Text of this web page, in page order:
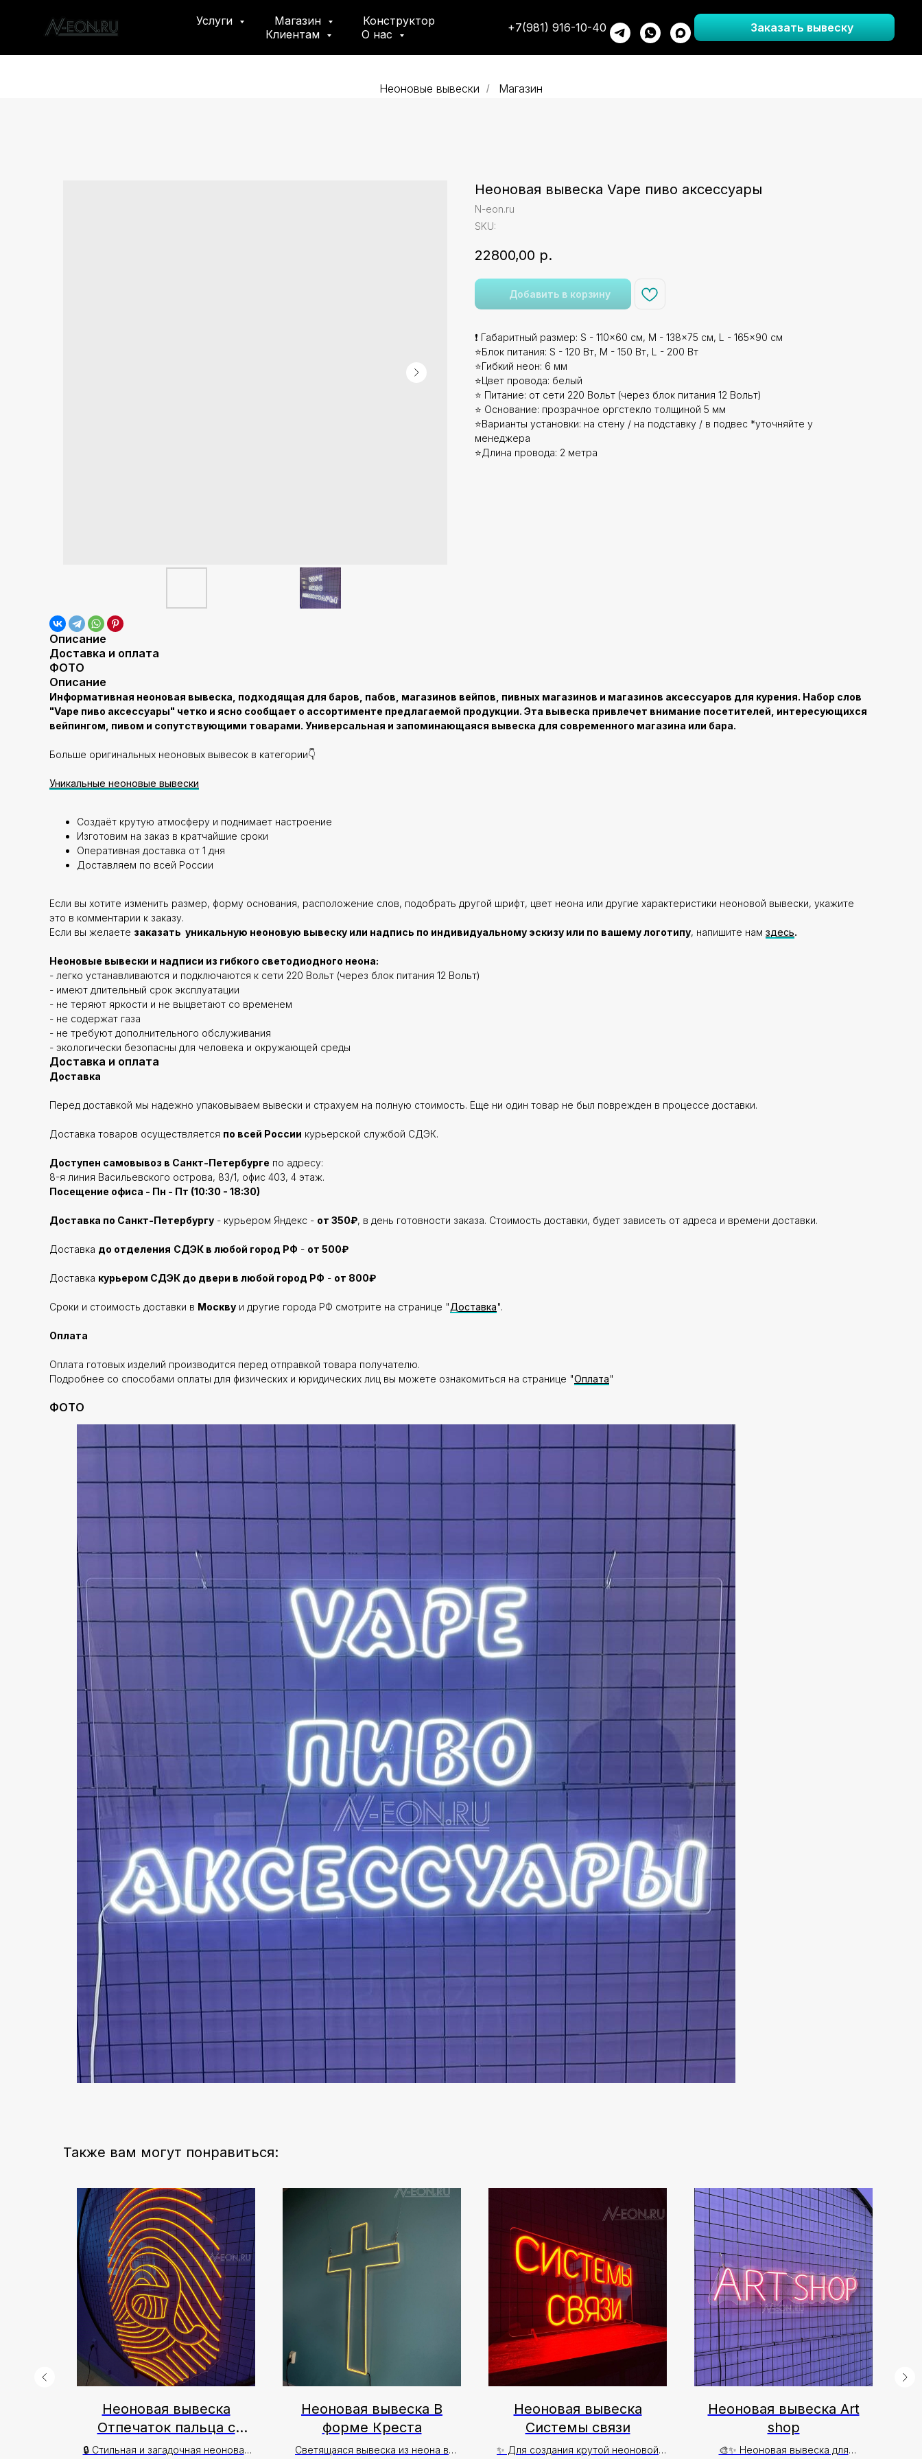
Услуги Магазин
Конструктор
Клиентам
О нас +7(981) 916-10-40 Заказать вывеску
Неоновые вывески / Магазин
Неоновая вывеска Vape пиво аксессуары
N-eon.ru
SKU:
22800,00 р.
Добавить в корзину
❗ Габаритный размер: S - 110x60 см, M - 138x75 см, L - 165x90 см
⭐Блок питания: S - 120 Вт, M - 150 Вт, L - 200 Вт
⭐Гибкий неон: 6 мм
⭐Цвет провода: белый
⭐ Питание: от сети 220 Вольт (через блок питания 12 Вольт)
⭐ Основание: прозрачное оргстекло толщиной 5 мм
⭐Варианты установки: на стену / на подставку / в подвес *уточняйте у
менеджера
⭐Длина провода: 2 метра
Описание
Доставка и оплата
ФОТО
Описание
Информативная неоновая вывеска, подходящая для баров, пабов, магазинов вейпов, пивных магазинов и магазинов аксессуаров для курения. Набор слов
"Vape пиво аксессуары" четко и ясно сообщает о ассортименте предлагаемой продукции. Эта вывеска привлечет внимание посетителей, интересующихся
вейпингом, пивом и сопутствующими товарами. Универсальная и запоминающаяся вывеска для современного магазина или бара.
Больше оригинальных неоновых вывесок в категории👇
Уникальные неоновые вывески
Создаёт крутую атмосферу и поднимает настроение
Изготовим на заказ в кратчайшие сроки
Оперативная доставка от 1 дня
Доставляем по всей России
Если вы хотите изменить размер, форму основания, расположение слов, подобрать другой шрифт, цвет неона или другие характеристики неоновой вывески, укажите
это в комментарии к заказу.
Если вы желаете заказать уникальную неоновую вывеску или надпись по индивидуальному эскизу или по вашему логотипу, напишите нам здесь.
Неоновые вывески и надписи из гибкого светодиодного неона:
- легко устанавливаются и подключаются к сети 220 Вольт (через блок питания 12 Вольт)
- имеют длительный срок эксплуатации
- не теряют яркости и не выцветают со временем
- не содержат газа
- не требуют дополнительного обслуживания
- экологически безопасны для человека и окружающей среды
Доставка и оплата
Доставка
Перед доставкой мы надежно упаковываем вывески и страхуем на полную стоимость. Еще ни один товар не был поврежден в процессе доставки.
Доставка товаров осуществляется по всей России курьерской службой СДЭК.
Доступен самовывоз в Санкт-Петербурге по адресу:
8-я линия Васильевского острова, 83/1, офис 403, 4 этаж.
Посещение офиса - Пн - Пт (10:30 - 18:30)
Доставка по Санкт-Петербургу - курьером Яндекс - от 350₽, в день готовности заказа. Стоимость доставки, будет зависеть от адреса и времени доставки.
Доставка до отделения СДЭК в любой город РФ - от 500₽
Доставка курьером СДЭК до двери в любой город РФ - от 800₽
Сроки и стоимость доставки в Москву и другие города РФ смотрите на странице "Доставка".
Оплата
Оплата готовых изделий производится перед отправкой товара получателю.
Подробнее со способами оплаты для физических и юридических лиц вы можете ознакомиться на странице "Оплата"
ФОТО
Также вам могут понравиться:
Неоновая вывеска
Отпечаток пальца с
шифром "a"
🔒 Стильная и загадочная неоновая
Неоновая вывеска В
форме Креста
Светящаяся вывеска из неона в
Неоновая вывеска
Системы связи
✨ Для создания крутой неоновой
Неоновая вывеска Art
shop
🎨✨ Неоновая вывеска для